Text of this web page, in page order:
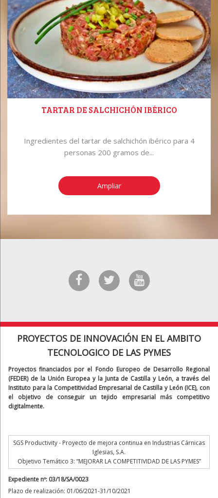
TARTAR DE SALCHICHÓN IBÉRICO
Ingredientes del tartar de salchichón ibérico para 4
personas 200 gramos de...
Ampliar
PROYECTOS DE INNOVACIÓN EN EL AMBITO
TECNOLOGICO DE LAS PYMES
Proyectos financiados por el Fondo Europeo de Desarrollo Regional
(FEDER) de la Unión Europea y la Junta de Castilla y León, a través del
Instituto para la Competitividad Empresarial de Castilla y León (ICE), con
el objetivo de conseguir un tejido empresarial más competitivo
digitalmente.
SGS Productivity - Proyecto de mejora continua en Industrias Cárnicas
Iglesias, S.A.
Objetivo Temático 3: “MEJORAR LA COMPETITIVIDAD DE LAS PYMES”
Expediente nº: 03/18/SA/0023
Plazo de realización: 01/06/2021-31/10/2021